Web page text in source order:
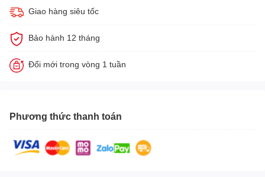
Giao hàng siêu tốc
Bảo hành 12 tháng
Đổi mới trong vòng 1 tuần
Phương thức thanh toán